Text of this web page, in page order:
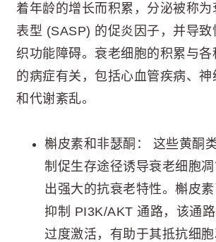
着年龄的增长而积累，分泌被称为
表型 (SASP) 的促炎因子，并导致
织功能障碍。衰老细胞的积累与各
的病症有关，包括心血管疾病、
和代谢紊乱。
槲皮素和非瑟酮： 这些黄酮
制促生存途径诱导衰老细胞
出强大的抗衰老特性。槲皮
抑制 PI3K/AKT 通路，该通
过度激活，有助于其抵抗细